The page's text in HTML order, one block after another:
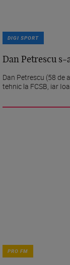
DIGI SPORT
Dan Petrescu s-
Dan Petrescu (58 de
tehnic la FCSB, iar
PRO FM